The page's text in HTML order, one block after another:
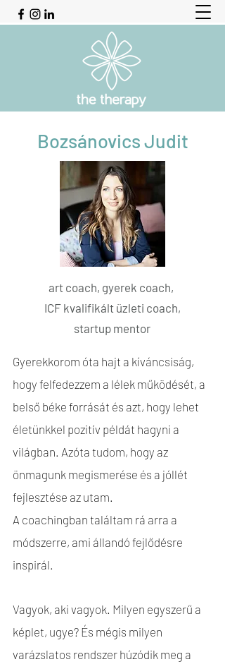
Bozsánovics Judit
art coach, gyerek coach,
ICF kvalifikált üzleti coach,
startup mentor
Gyerekkorom óta hajt a kíváncsiság,
hogy felfedezzem a lélek működését, a
belső béke forrását és azt, hogy lehet
életünkkel pozitív példát hagyni a
világban. Azóta tudom, hogy az
önmagunk megismerése és a jóllét
fejlesztése az utam.
A coachingban találtam rá arra a
módszerre, ami állandó fejlődésre
inspirál.
Vagyok, aki vagyok. Milyen egyszerű a
képlet, ugye? És mégis milyen
varázslatos rendszer húzódik meg a